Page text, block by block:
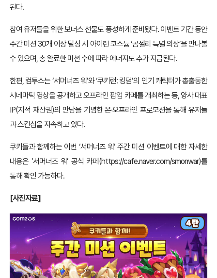
된다.
참여 유저들을 위한 보너스 선물도 풍성하게 준비됐다. 이벤트 기간 동안
주간 미션 30개 이상 달성 시 아이린 코스튬 ‘곰젤리 특별 의상’을 만나볼
수 있으며, 총 완료한 미션 수에 따라 에너지도 추가 지급된다.
한편, 컴투스는 ‘서머너즈 워’와 ‘쿠키런: 킹덤’의 인기 캐릭터가 총출동한
시네마틱 영상을 공개하고 오프라인 팝업 카페를 개최하는 등, 양사 대표
IP(지적 재산권)의 만남을 기념한 온·오프라인 프로모션을 통해 유저들
과 스킨십을 지속하고 있다.
쿠키들과 함께하는 이번 ‘서머너즈 워’ 주간 미션 이벤트에 대한 자세한
내용은 ‘서머너즈 워’ 공식 카페(https://cafe.naver.com/smonwar)를
통해 확인 가능하다.
[사진자료]